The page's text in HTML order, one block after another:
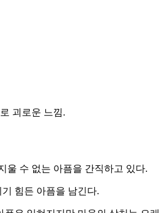
괴로운 느낌.
울 수 없는 아픔을 간직하고 있다.
힘든 아픔을 남긴다.